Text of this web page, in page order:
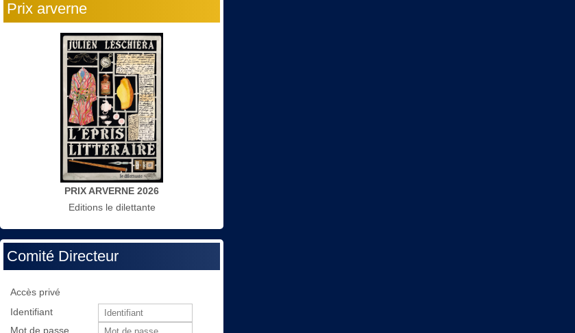
Prix arverne
PRIX ARVERNE 2026
Editions le dilettante
Comité Directeur
Accès privé
Identifiant
Mot de passe